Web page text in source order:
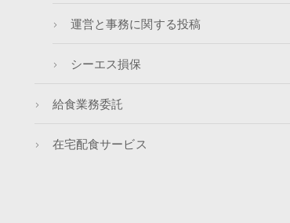
運営と事務に関する投稿
シーエス損保
給食業務委託
在宅配食サービス